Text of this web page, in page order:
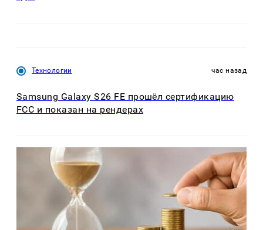
Технологии час назад
Samsung Galaxy S26 FE прошёл сертификацию
FCC и показан на рендерах